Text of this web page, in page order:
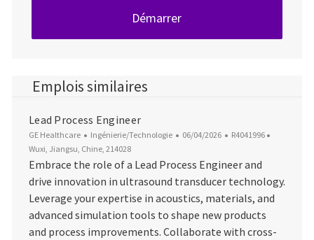
Démarrer
Emplois similaires
Lead Process Engineer
GE Healthcare Catégorie
Ingénierie/Technologie Date d’affichage
06/04/2026 ID du poste
R4041996
Wuxi, Jiangsu, Chine, 214028
Embrace the role of a Lead Process Engineer and
drive innovation in ultrasound transducer technology.
Leverage your expertise in acoustics, materials, and
advanced simulation tools to shape new products
and process improvements. Collaborate with cross-